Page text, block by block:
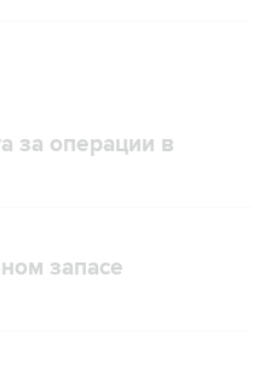
за операции в
запасе